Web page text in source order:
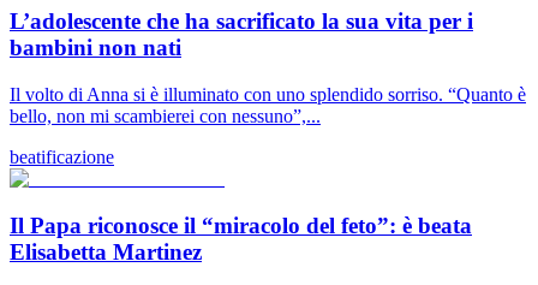
L’adolescente che ha sacrificato la sua vita per i
bambini non nati
Il volto di Anna si è illuminato con uno splendido sorriso. “Quanto è
bello, non mi scambierei con nessuno”,...
beatificazione
Il Papa riconosce il “miracolo del feto”: è beata
Elisabetta Martinez